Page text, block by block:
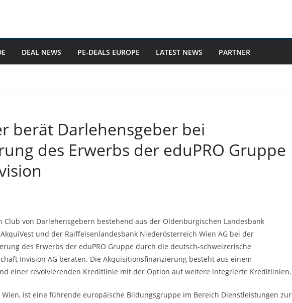
DEAL NEWS PE-DEALS EUROPE LATEST NEWS PARTNER
berät Darlehensgeber bei
des Erwerbs der eduPRO Gruppe
Club von Darlehensgebern bestehend aus der Oldenburgischen Landesbank
und der Raiffeisenlandesbank Niederösterreich Wien AG bei der
des Erwerbs der eduPRO Gruppe durch die deutsch-schweizerische
Invision AG beraten. Die Akquisitionsfinanzierung besteht aus einem
einer revolvierenden Kreditlinie mit der Option auf weitere integrierte Kreditlinien.
Wien, ist eine führende europäische Bildungsgruppe im Bereich Dienstleistungen zur